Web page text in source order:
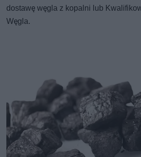
dostawę węgla z kopalni lub
Węgla.